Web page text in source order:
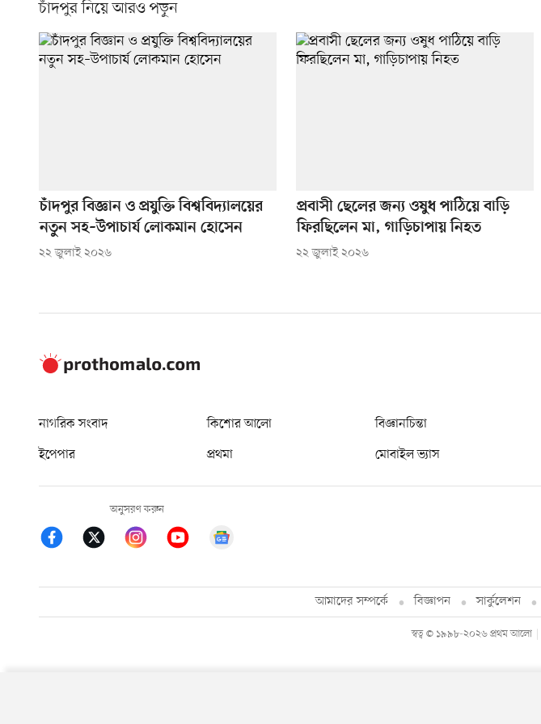
চাঁদপুর নিয়ে আরও পড়ুন
চাঁদপুর বিজ্ঞান ও প্রযুক্তি বিশ্ববিদ্যালয়ের
নতুন সহ–উপাচার্য লোকমান হোসেন
২২ জুলাই ২০২৬
প্রবাসী ছেলের জন্য ওষুধ পাঠিয়ে বাড়ি
ফিরছিলেন মা, গাড়িচাপায় নিহত
২২ জুলাই ২০২৬
নাগরিক সংবাদ কিশোর আলো বিজ্ঞানচিন্তা
ইপেপার
প্রথমা মোবাইল ভ্যাস
অনুসরণ করুন
আমাদের সম্পর্কে বিজ্ঞাপন সার্কুলেশন
স্বত্ব © ১৯৯৮-২০২৬ প্রথম আলো